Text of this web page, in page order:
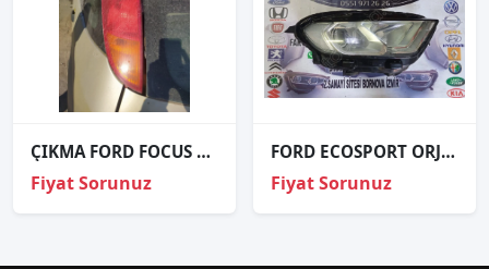
ÇIKMA FORD FOCUS SOL ARKA STOP
Fiyat Sorunuz
FORD ECOSPORT ORJİNAL ÇIKMA SAĞ FAR
Fiyat Sorunuz